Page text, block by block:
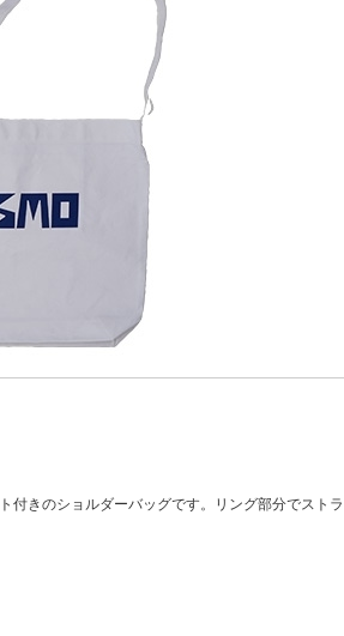
付きのショルダーバッグです。リング部分でスト